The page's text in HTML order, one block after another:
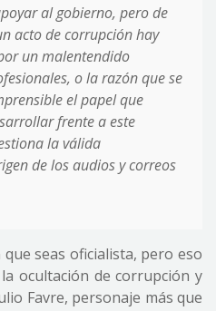
al gobierno, pero de
acto de corrupción hay
un malentendido
o la razón que se
el papel que
frente a este
la válida
de los audios y correos
seas oficialista, pero eso
ocultación de corrupción y
Favre, personaje más que